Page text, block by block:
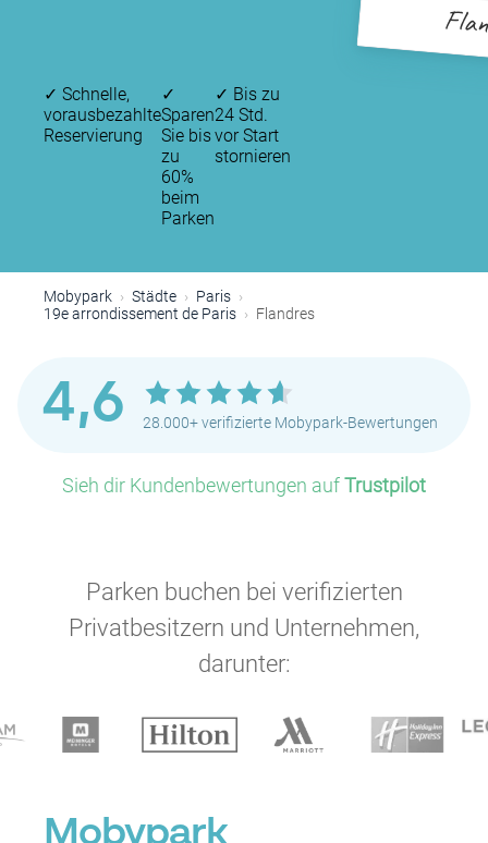
✓ Schnelle,
vorausbezahlte
Reservierung
✓
Sparen
Sie bis
zu
60%
beim
Parken
✓ Bis zu
24 Std.
vor Start
stornieren
Mobypark Städte
Paris
19e arrondissement de Paris
Flandres
4,6 28.000+ verifizierte Mobypark-Bewertungen
Sieh dir Kundenbewertungen aufTrustpilot
Parken buchen bei verifizierten
Privatbesitzern und Unternehmen,
darunter:
Mobypark